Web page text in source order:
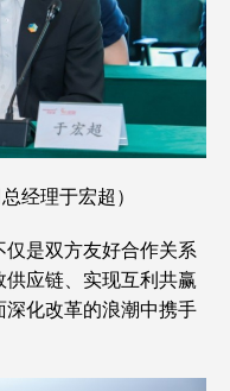
经理于宏超）
是双方友好合作关系
应链、实现互利共赢
化改革的浪潮中携手